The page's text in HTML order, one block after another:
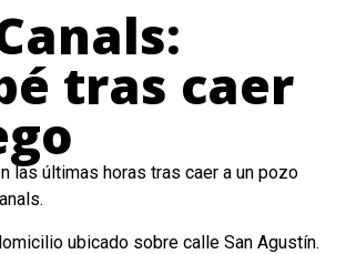
tras caer
las últimas horas tras caer a un pozo
ubicado sobre calle San Agustín.